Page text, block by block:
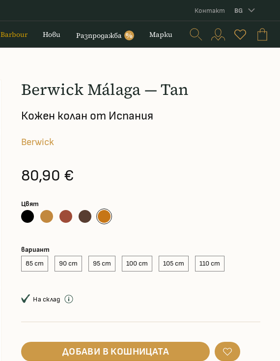
Контакт BG
Barbour Нови Разпродажба % Марки
Berwick Málaga — Tan
Кожен колан от Испания
Berwick
80,90 €
Цвят
вариант
85 cm
90 cm 95 cm 100 cm 105 cm 110 cm
На склад
ДОБАВИ В КОШНИЦАТА